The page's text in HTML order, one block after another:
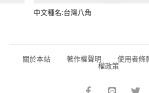
中文種名:台灣八角
關於本站 著作權聲明 使用者條
權政策